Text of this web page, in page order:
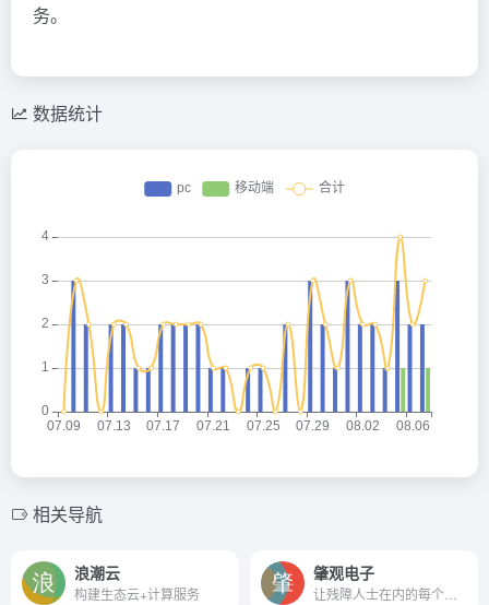
务。
数据统计
相关导航
浪潮云
构建生态云+计算服务
肇观电子